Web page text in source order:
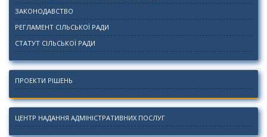
ЗАКОНОДАВСТВО
РЕГЛАМЕНТ СІЛЬСЬКОЇ РАДИ
СТАТУТ СІЛЬСЬКОЇ РАДИ
ПРОЕКТИ РІШЕНЬ
ЦЕНТР НАДАННЯ АДМІНІСТРАТИВНИХ ПОСЛУГ